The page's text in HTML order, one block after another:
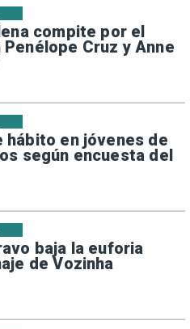
compite por el
Penélope Cruz y Anne
hábito en jóvenes de
según encuesta del
baja la euforia
de Vozinha